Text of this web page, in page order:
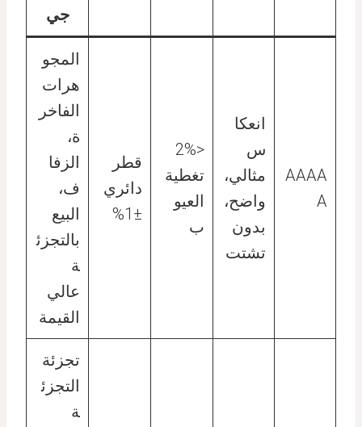
جي
AAAA
A
انعكا
س
مثالي،
واضح،
بدون
تشتت
<2%
تغطية
العيو
ب
قطر
دائري
±1%
المجو
هرات
الفاخر
ة،
الزفا
ف،
البيع
بالتجزئ
ة
عالي
القيمة
تجزئة
التجزئ
ة